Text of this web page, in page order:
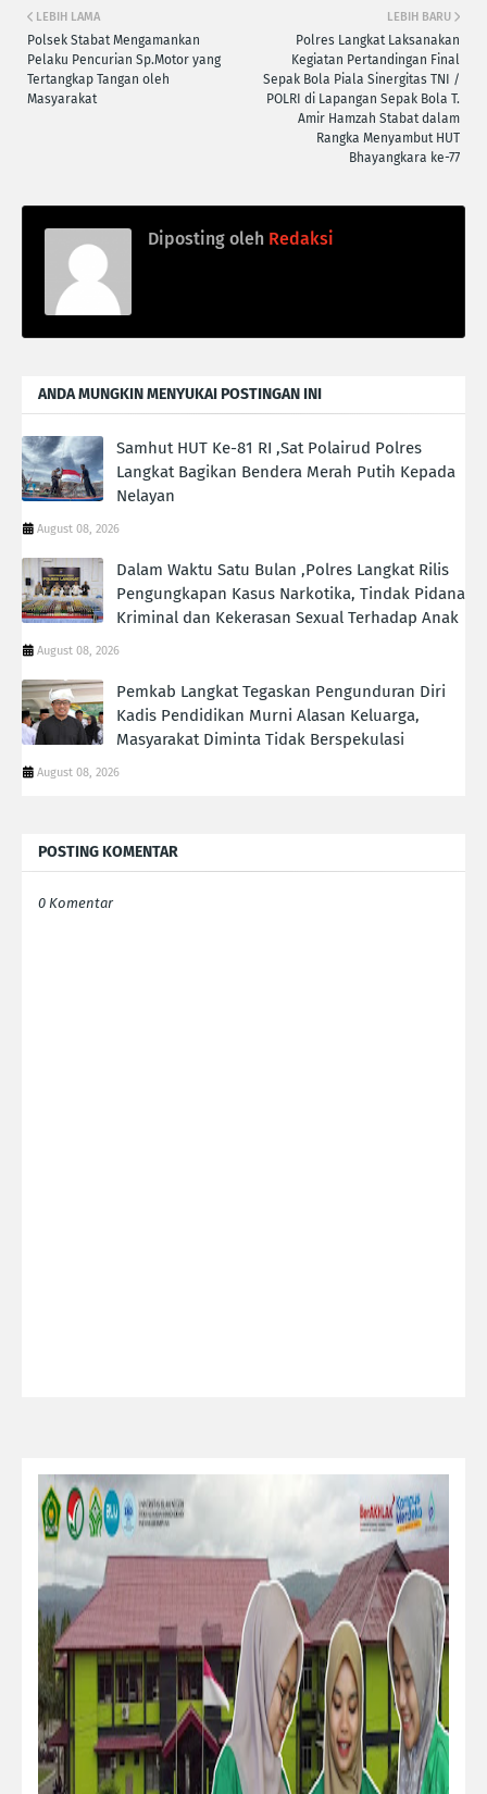
LEBIH BARU
Polres Langkat Laksanakan
Kegiatan Pertandingan Final
Sepak Bola Piala Sinergitas TNI /
POLRI di Lapangan Sepak Bola T.
Amir Hamzah Stabat dalam
Rangka Menyambut HUT
Bhayangkara ke-77
LEBIH LAMA
Polsek Stabat Mengamankan
Pelaku Pencurian Sp.Motor yang
Tertangkap Tangan oleh
Masyarakat
Diposting oleh Redaksi
ANDA MUNGKIN MENYUKAI POSTINGAN INI
Samhut HUT Ke-81 RI ,Sat Polairud Polres
Langkat Bagikan Bendera Merah Putih Kepada
Nelayan
August 08, 2026
Dalam Waktu Satu Bulan ,Polres Langkat Rilis
Pengungkapan Kasus Narkotika, Tindak Pidana
Kriminal dan Kekerasan Sexual Terhadap Anak
August 08, 2026
Pemkab Langkat Tegaskan Pengunduran Diri
Kadis Pendidikan Murni Alasan Keluarga,
Masyarakat Diminta Tidak Berspekulasi
August 08, 2026
POSTING KOMENTAR
0 Komentar